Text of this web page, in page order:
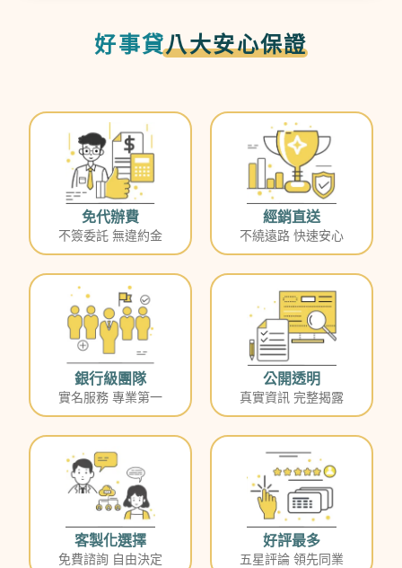
好事貸八大安心保證
免代辦費
不簽委託 無違約金
經銷直送
不繞遠路 快速安心
銀行級團隊
實名服務 專業第一
公開透明
真實資訊 完整揭露
客製化選擇
免費諮詢 自由決定
好評最多
五星評論 領先同業